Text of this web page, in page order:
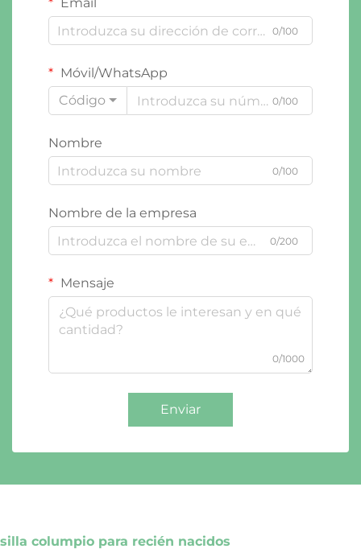
Email
0/100
Móvil/WhatsApp
Código
0/100
Nombre
0/100
Nombre de la empresa
0/200
Mensaje
0/1000
Enviar
silla columpio para recién nacidos